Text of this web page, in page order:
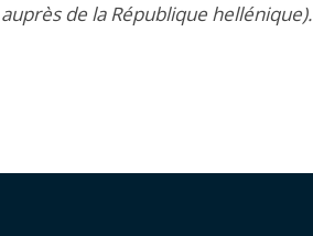
auprès de la République hellénique).